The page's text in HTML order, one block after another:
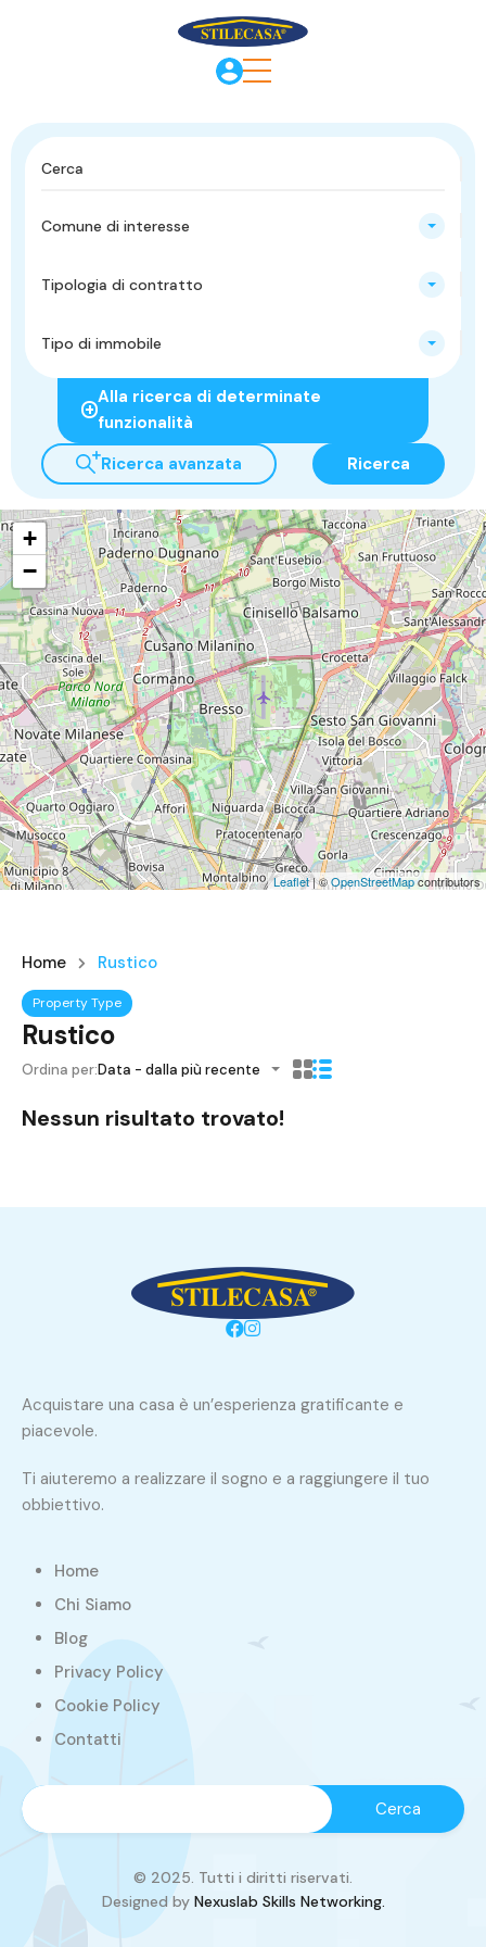
Comune di interesse
Tipologia di contratto
Tipo di immobile
Alla ricerca di determinate
funzionalità
Ricerca avanzata
Ricerca
+
−
Leaflet| ©OpenStreetMapcontributors
Home Rustico
Property Type
Rustico
Ordina per:Data - dalla più recente
Nessun risultato trovato!
Acquistare una casa è un’esperienza gratificante e
piacevole.
Ti aiuteremo a realizzare il sogno e a raggiungere il tuo
obbiettivo.
Home
Chi Siamo
Blog
Privacy Policy
Cookie Policy
Contatti
© 2025. Tutti i diritti riservati.
Designed by Nexuslab Skills Networking.